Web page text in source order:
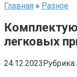
Главная » Разное
легковых
24.12.2023Рубрика: